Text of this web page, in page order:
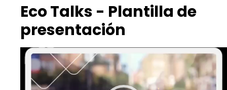
Eco Talks - Plantilla de
presentación
Reproductor
de
vídeo